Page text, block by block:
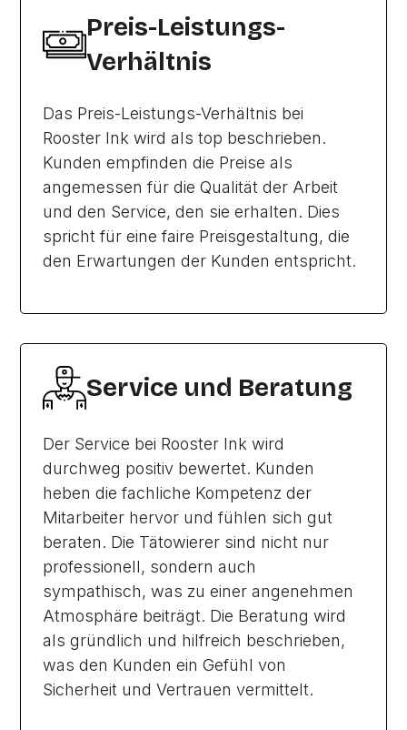
Preis-Leistungs-
Verhältnis
Das Preis-Leistungs-Verhältnis bei
Rooster Ink wird als top beschrieben.
Kunden empfinden die Preise als
angemessen für die Qualität der Arbeit
und den Service, den sie erhalten. Dies
spricht für eine faire Preisgestaltung, die
den Erwartungen der Kunden entspricht.
Service und Beratung
Der Service bei Rooster Ink wird
durchweg positiv bewertet. Kunden
heben die fachliche Kompetenz der
Mitarbeiter hervor und fühlen sich gut
beraten. Die Tätowierer sind nicht nur
professionell, sondern auch
sympathisch, was zu einer angenehmen
Atmosphäre beiträgt. Die Beratung wird
als gründlich und hilfreich beschrieben,
was den Kunden ein Gefühl von
Sicherheit und Vertrauen vermittelt.